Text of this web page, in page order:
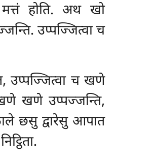
होति. अथ खो
उप्पज्जित्वा च
उप्पज्जित्वा च खणे
खणे खणे उप्पज्जन्ति,
छसु द्वारेसु आपात